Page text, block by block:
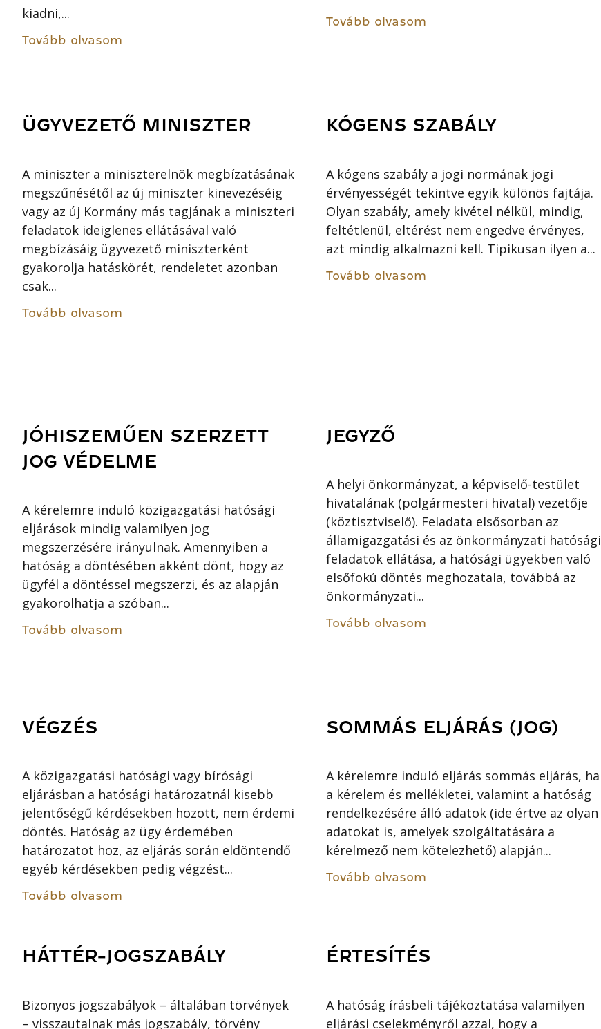
kiadni,...
Tovább olvasom
Tovább olvasom
ÜGYVEZETŐ MINISZTER
A miniszter a miniszterelnök megbízatásának
megszűnésétől az új miniszter kinevezéséig
vagy az új Kormány más tagjának a miniszteri
feladatok ideiglenes ellátásával való
megbízásáig ügyvezető miniszterként
gyakorolja hatáskörét, rendeletet azonban
csak...
Tovább olvasom
KÓGENS SZABÁLY
A kógens szabály a jogi normának jogi
érvényességét tekintve egyik különös fajtája.
Olyan szabály, amely kivétel nélkül, mindig,
feltétlenül, eltérést nem engedve érvényes,
azt mindig alkalmazni kell. Tipikusan ilyen a...
Tovább olvasom
JÓHISZEMŰEN SZERZETT
JOG VÉDELME
A kérelemre induló közigazgatási hatósági
eljárások mindig valamilyen jog
megszerzésére irányulnak. Amennyiben a
hatóság a döntésében akként dönt, hogy az
ügyfél a döntéssel megszerzi, és az alapján
gyakorolhatja a szóban...
Tovább olvasom
JEGYZŐ
A helyi önkormányzat, a képviselő-testület
hivatalának (polgármesteri hivatal) vezetője
(köztisztviselő). Feladata elsősorban az
államigazgatási és az önkormányzati hatósági
feladatok ellátása, a hatósági ügyekben való
elsőfokú döntés meghozatala, továbbá az
önkormányzati...
Tovább olvasom
VÉGZÉS
A közigazgatási hatósági vagy bírósági
eljárásban a hatósági határozatnál kisebb
jelentőségű kérdésekben hozott, nem érdemi
döntés. Hatóság az ügy érdemében
határozatot hoz, az eljárás során eldöntendő
egyéb kérdésekben pedig végzést...
Tovább olvasom
SOMMÁS ELJÁRÁS (JOG)
A kérelemre induló eljárás sommás eljárás, ha
a kérelem és mellékletei, valamint a hatóság
rendelkezésére álló adatok (ide értve az olyan
adatokat is, amelyek szolgáltatására a
kérelmező nem kötelezhető) alapján...
Tovább olvasom
HÁTTÉR-JOGSZABÁLY
Bizonyos jogszabályok – általában törvények
– visszautalnak más jogszabály, törvény
ÉRTESÍTÉS
A hatóság írásbeli tájékoztatása valamilyen
eljárási cselekményről azzal, hogy a